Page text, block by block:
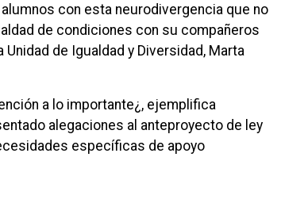
alumnos con esta neurodivergencia que no
de condiciones con su compañeros
de Igualdad y Diversidad, Marta
a lo importante¿, ejemplifica
alegaciones al anteproyecto de ley
específicas de apoyo